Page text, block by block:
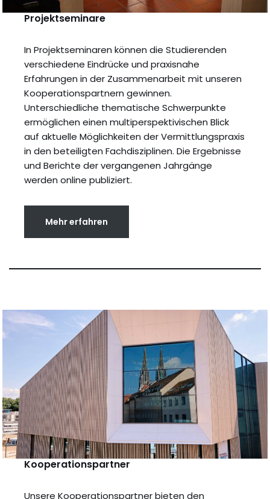
Projektseminare
In Projektseminaren können die Studierenden
verschiedene Eindrücke und praxisnahe
Erfahrungen in der Zusammenarbeit mit unseren
Kooperationspartnern gewinnen.
Unterschiedliche thematische Schwerpunkte
ermöglichen einen multiperspektivischen Blick
auf aktuelle Möglichkeiten der Vermittlungspraxis
in den beteiligten Fachdisziplinen. Die Ergebnisse
und Berichte der vergangenen Jahrgänge
werden online publiziert.
Mehr erfahren
Kooperationspartner
Unsere Kooperationspartner bieten den